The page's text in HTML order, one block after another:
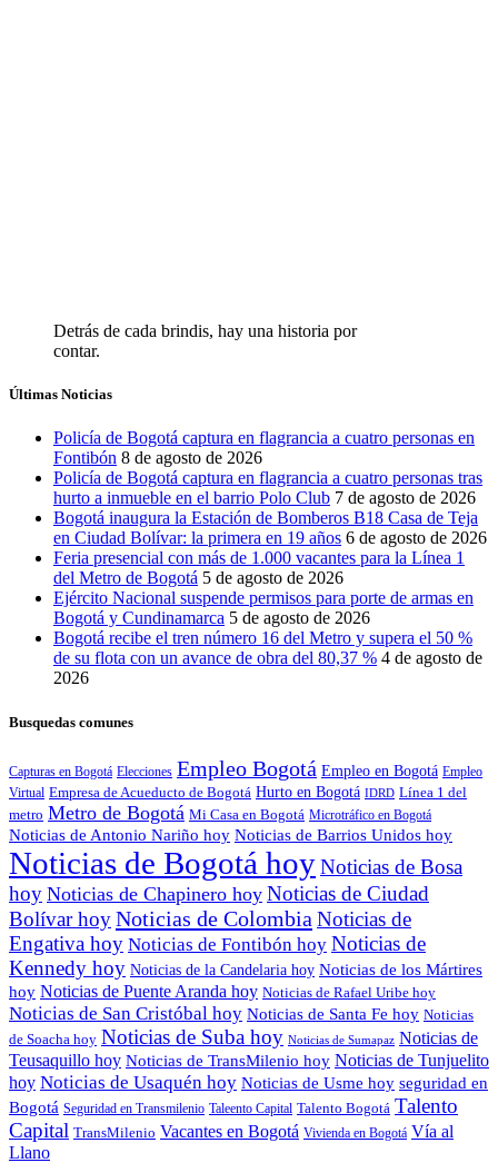
Detrás de cada brindis, hay una historia por
contar.
Últimas Noticias
Policía de Bogotá captura en flagrancia a cuatro personas en
Fontibón 8 de agosto de 2026
Policía de Bogotá captura en flagrancia a cuatro personas tras
hurto a inmueble en el barrio Polo Club 7 de agosto de 2026
Bogotá inaugura la Estación de Bomberos B18 Casa de Teja
en Ciudad Bolívar: la primera en 19 años 6 de agosto de 2026
Feria presencial con más de 1.000 vacantes para la Línea 1
del Metro de Bogotá 5 de agosto de 2026
Ejército Nacional suspende permisos para porte de armas en
Bogotá y Cundinamarca 5 de agosto de 2026
Bogotá recibe el tren número 16 del Metro y supera el 50 %
de su flota con un avance de obra del 80,37 % 4 de agosto de
2026
Busquedas comunes
Capturas en Bogotá Elecciones Empleo Bogotá Empleo en Bogotá Empleo
Virtual Empresa de Acueducto de Bogotá Hurto en Bogotá IDRD Línea 1 del
metro Metro de Bogotá Mi Casa en Bogotá Microtráfico en Bogotá
Noticias de Antonio Nariño hoy Noticias de Barrios Unidos hoy
Noticias de Bogotá hoyNoticias de Bosa
hoy Noticias de Chapinero hoy Noticias de Ciudad
Bolívar hoyNoticias de Colombia Noticias de
Engativa hoy Noticias de Fontibón hoy Noticias de
Kennedy hoy Noticias de la Candelaria hoy Noticias de los Mártires
hoy Noticias de Puente Aranda hoy Noticias de Rafael Uribe hoy
Noticias de San Cristóbal hoy Noticias de Santa Fe hoy Noticias
de Soacha hoy Noticias de Suba hoy Noticias de Sumapaz Noticias de
Teusaquillo hoy Noticias de TransMilenio hoy Noticias de Tunjuelito
hoy Noticias de Usaquén hoy Noticias de Usme hoy seguridad en
Bogotá Seguridad en Transmilenio Taleento Capital Talento Bogotá Talento
Capital TransMilenio Vacantes en Bogotá Vivienda en Bogotá Vía al
Llano